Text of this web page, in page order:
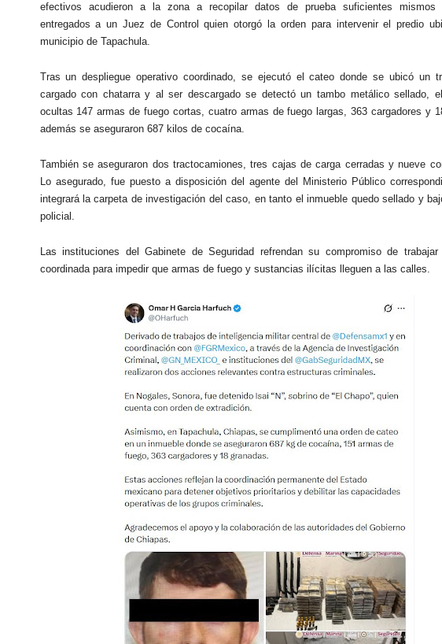
efectivos acudieron a la zona a recopilar datos de prueba suficientes mismos
entregados a un Juez de Control quien otorgó la orden para intervenir el predio
municipio de Tapachula.
Tras un despliegue operativo coordinado, se ejecutó el cateo donde se ubicó un
cargado con chatarra y al ser descargado se detectó un tambo metálico sellado,
ocultas 147 armas de fuego cortas, cuatro armas de fuego largas, 363 cargadores y
además se aseguraron 687 kilos de cocaína.
También se aseguraron dos tractocamiones, tres cajas de carga cerradas y nueve
Lo asegurado, fue puesto a disposición del agente del Ministerio Público
integrará la carpeta de investigación del caso, en tanto el inmueble quedo sellado y
policial.
Las instituciones del Gabinete de Seguridad refrendan su compromiso de
coordinada para impedir que armas de fuego y sustancias ilícitas lleguen a las calles.